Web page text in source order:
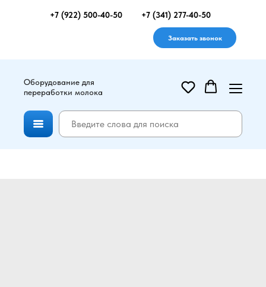
+7 (922) 500-40-50 +7 (341) 277-40-50
Заказать звонок
Оборудование для
переработки молока